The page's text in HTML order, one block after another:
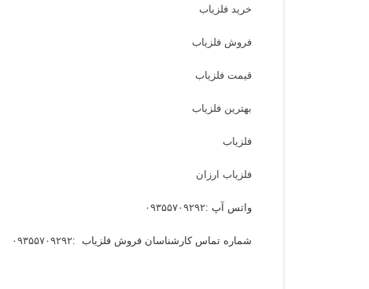
خرید فلزیاب
فروش فلزیاب
قیمت فلزیاب
بهترین فلزیاب
فلزیاب
فلزیاب ارزان
واتس آپ :۰۹۳۵۵۷۰۹۲۹۲
شماره تماس کارشناسان فروش فلزیاب :۰۹۳۵۵۷۰۹۲۹۲